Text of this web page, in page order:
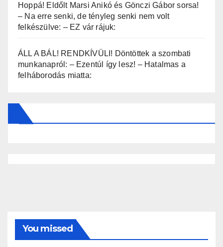
Hoppá! Eldőlt Marsi Anikó és Gönczi Gábor sorsa!
– Na erre senki, de tényleg senki nem volt
felkészülve: – EZ vár rájuk:
ÁLL A BÁL! RENDKÍVÜLI! Döntöttek a szombati
munkanapról: – Ezentúl így lesz! – Hatalmas a
felháborodás miatta:
You missed